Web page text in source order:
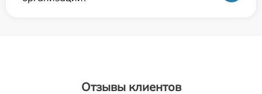
Отзывы клиентов